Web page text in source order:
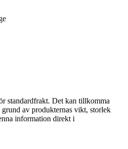
standardfrakt. Det kan tillkomma
av produkternas vikt, storlek
information direkt i